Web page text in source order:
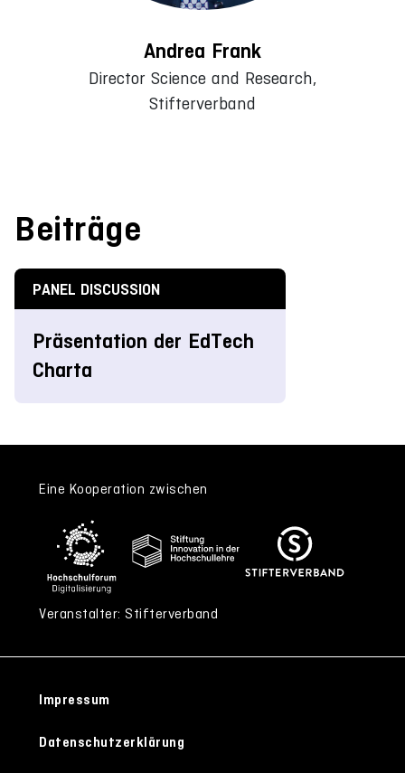
Andrea Frank
Director Science and Research,
Stifterverband
Beiträge
PANEL DISCUSSION
Präsentation der EdTech
Charta
Eine Kooperation zwischen
Veranstalter: Stifterverband
Impressum
Datenschutzerklärung